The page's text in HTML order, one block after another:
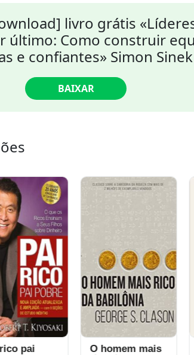
livro grátis
último: Como construir
e confiantes» Simon Sinek
BAIXAR
O homem mais
Mindset: